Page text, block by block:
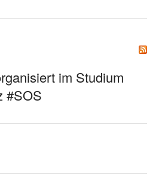
im Studium
#SOS